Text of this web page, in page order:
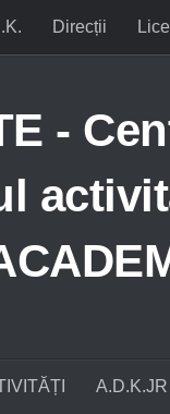
Direcții
-